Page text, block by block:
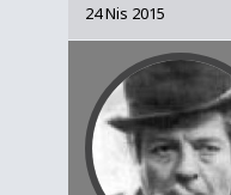
24 Nis 2015